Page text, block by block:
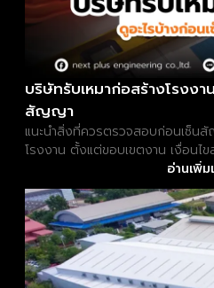
บริษัทรับเหมาก่อสร้างโรงงา
สัญญา
แนะนำสิ่งที่ควรตรวจสอบก่อนเซ็น
โรงงาน ตั้งแต่ขอบเขตงาน เงื่อน
อ่านเพิ่ม